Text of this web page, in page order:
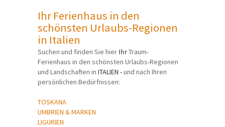
Ihr Ferienhaus in den
schönsten Urlaubs-Regionen
in Italien
Suchen und finden Sie hier IhrTraum-
Ferienhaus in den schönsten Urlaubs-Regionen
und Landschaften in ITALIEN -und nach Ihren
persönlichen Bedürfnissen:
TOSKANA
UMBRIEN & MARKEN
LIGURIEN